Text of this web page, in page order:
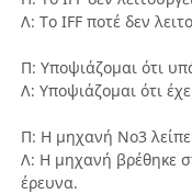
Λ: Το IFF ποτέ δεν
Π: Υποψιάζομαι ότι
Λ: Υποψιάζομαι ότι
Π: Η μηχανή Νο3
Λ: Η μηχανή βρέθηκε
έρευνα.